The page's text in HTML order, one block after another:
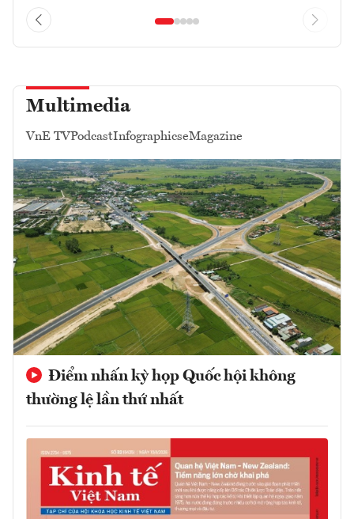
Multimedia
VnE TVPodcastInfographicseMagazine
Điểm nhấn kỳ họp Quốc hội không
thường lệ lần thứ nhất